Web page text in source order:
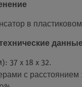
в
37 x 18 x 32.
с расстоянием